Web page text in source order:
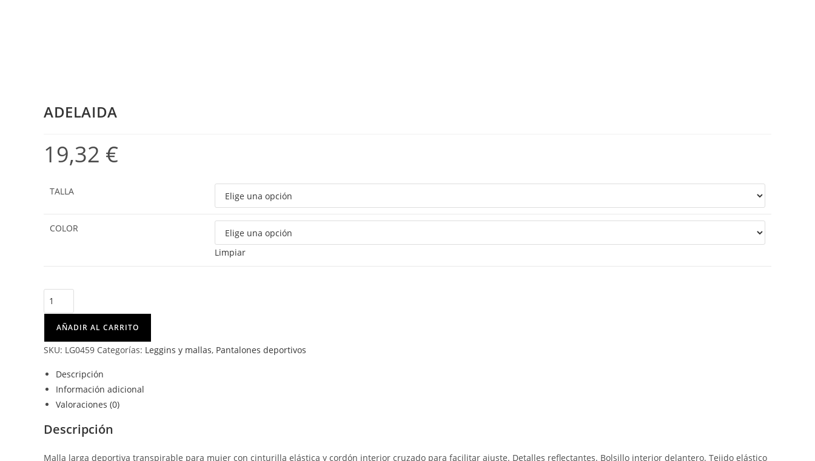
ADELAIDA
19,32 €
TALLA
COLOR
Limpiar
ADELAIDA
cantidad
AÑADIR AL CARRITO
SKU: LG0459 Categorías: Leggins y mallas, Pantalones deportivos
Descripción
Información adicional
Valoraciones (0)
Descripción
Malla larga deportiva transpirable para mujer con cinturilla elástica y cordón interior cruzado para facilitar ajuste. Detalles reflectantes. Bolsillo interior delantero. Tejido elástico